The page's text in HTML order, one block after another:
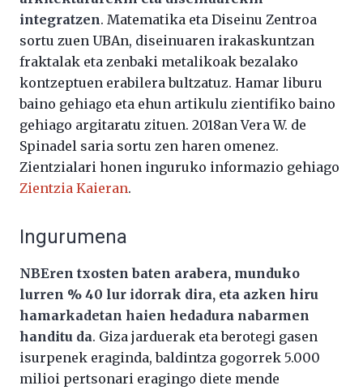
integratzen. Matematika eta Diseinu Zentroa
sortu zuen UBAn, diseinuaren irakaskuntzan
fraktalak eta zenbaki metalikoak bezalako
kontzeptuen erabilera bultzatuz. Hamar liburu
baino gehiago eta ehun artikulu zientifiko baino
gehiago argitaratu zituen. 2018an Vera W. de
Spinadel saria sortu zen haren omenez.
Zientzialari honen inguruko informazio gehiago
Zientzia Kaieran.
Ingurumena
NBEren txosten baten arabera, munduko
lurren % 40 lur idorrak dira, eta azken hiru
hamarkadetan haien hedadura nabarmen
handitu da. Giza jarduerak eta berotegi gasen
isurpenek eraginda, baldintza gogorrek 5.000
milioi pertsonari eragingo diete mende